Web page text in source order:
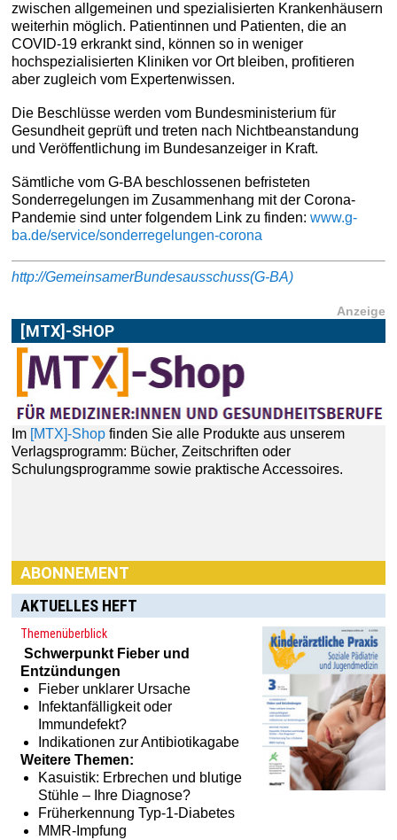
zwischen allgemeinen und spezialisierten Krankenhäusern
weiterhin möglich. Patientinnen und Patienten, die an
COVID-19 erkrankt sind, können so in weniger
hochspezialisierten Kliniken vor Ort bleiben, profitieren
aber zugleich vom Expertenwissen.
Die Beschlüsse werden vom Bundesministerium für
Gesundheit geprüft und treten nach Nichtbeanstandung
und Veröffentlichung im Bundesanzeiger in Kraft.
Sämtliche vom G-BA beschlossenen befristeten
Sonderregelungen im Zusammenhang mit der Corona-
Pandemie sind unter folgendem Link zu finden:www.g-
ba.de/service/sonderregelungen-corona
http://GemeinsamerBundesausschuss(G-BA)
Anzeige
[MTX]-SHOP
Im
finden Sie alle Produkte aus unserem
Verlagsprogramm: Bücher, Zeitschriften oder
Schulungsprogramme sowie praktische Accessoires.
ABONNEMENT
AKTUELLES HEFT
Themenüberblick
Schwerpunkt Fieber und
Entzündungen
Fieber unklarer Ursache
Infektanfälligkeit oder
Immundefekt?
Indikationen zur Antibiotikagabe
Weitere Themen:
Kasuistik: Erbrechen und blutige
Stühle – Ihre Diagnose?
Früherkennung Typ-1-Diabetes
MMR-Impfung